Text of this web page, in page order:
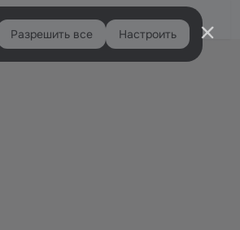
Войти
Разрешить все Настроить